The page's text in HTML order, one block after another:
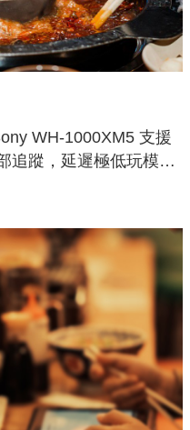
WH-1000XM5 支援
追蹤，延遲極低玩模擬